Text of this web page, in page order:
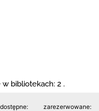
bibliotekach: 2 .
dostępne: zarezerwowane: